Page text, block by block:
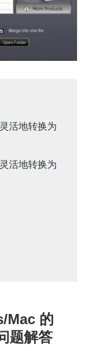
活地转换为
活地转换为
Mac 的
题解答